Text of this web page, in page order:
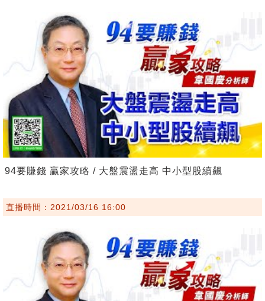
94要賺錢 贏家攻略 / 大盤震盪走高 中小型股續飆
直播時間：2021/03/16 16:00